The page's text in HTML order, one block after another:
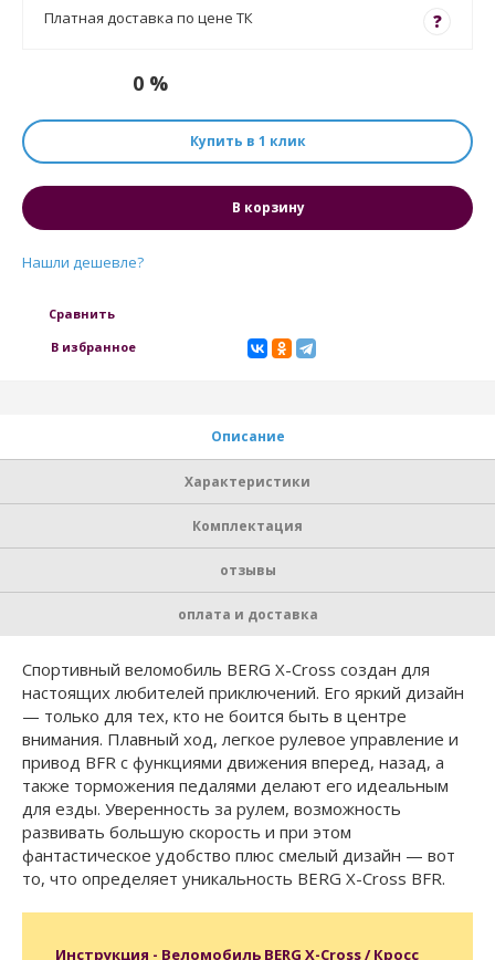
?
Платная доставка по цене ТК
0 %
Купить в 1 клик
В корзину
Нашли дешевле?
Сравнить
В избранное
Описание
Характеристики
Комплектация
отзывы
оплата и доставка
Спортивный веломобиль BERG X-Cross создан для
настоящих любителей приключений. Его яркий дизайн
— только для тех, кто не боится быть в центре
внимания. Плавный ход, легкое рулевое управление и
привод BFR c функциями движения вперед, назад, а
также торможения педалями делают его идеальным
для езды. Уверенность за рулем, возможность
развивать большую скорость и при этом
фантастическое удобство плюс смелый дизайн — вот
то, что определяет уникальность BERG X-Cross BFR.
Инструкция - Веломобиль BERG X-Cross / Кросс